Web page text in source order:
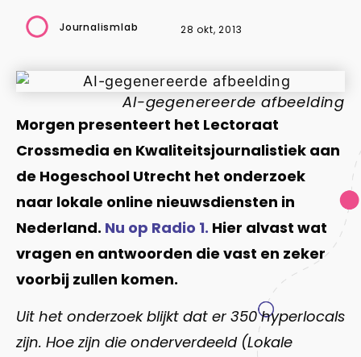
Journalismlab 28 okt, 2013
AI-gegenereerde afbeelding
Morgen presenteert het Lectoraat
Crossmedia en Kwaliteitsjournalistiek aan
de Hogeschool Utrecht het onderzoek
naar lokale online nieuwsdiensten in
Nederland. Nu op Radio 1. Hier alvast wat
vragen en antwoorden die vast en zeker
voorbij zullen komen.
Uit het onderzoek blijkt dat er 350 hyperlocals
zijn. Hoe zijn die onderverdeeld (Lokale